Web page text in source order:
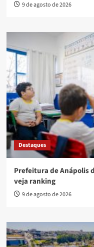
9 de agosto de 2026
Destaques
Prefeitura de Anápolis
veja ranking
9 de agosto de 2026